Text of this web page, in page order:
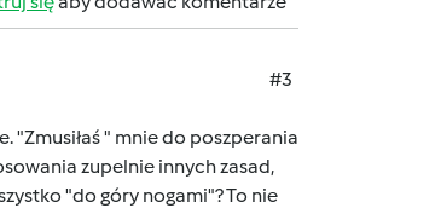
#3
"Zmusiłaś " mnie do poszperania
zupelnie innych zasad,
"do góry nogami"? To nie